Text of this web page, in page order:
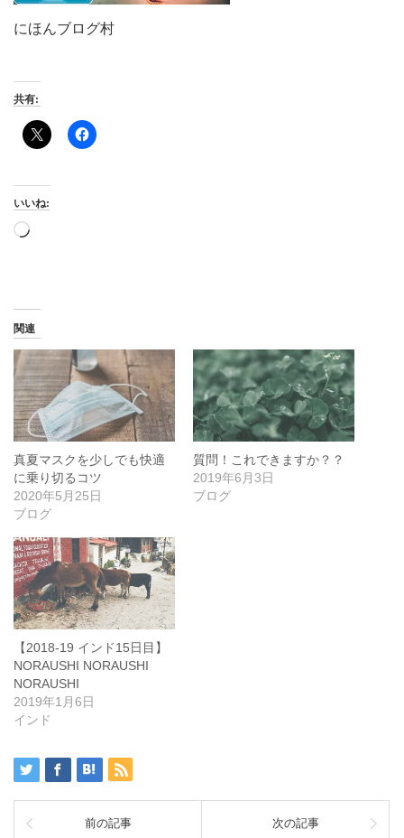
にほんブログ村
共有:
いいね:
読
関連
真夏マスクを少しでも快適
に乗り切るコツ
2020年5月25日
ブログ
質問！これできますか？？
2019年6月3日
ブログ
【2018-19 インド15日目】
NORAUSHI NORAUSHI
NORAUSHI
2019年1月6日
インド
前の記事 次の記事